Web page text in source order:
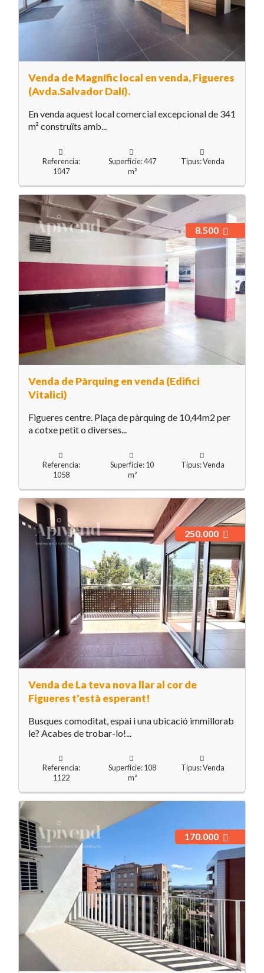
Venda de Magnífic local en venda, Figueres
(Avda.Salvador Dalí).
En venda aquest local comercial excepcional de 341
m² construïts amb...
Referencia:
1047
Superfície: 447
m²
Tipus: Venda
Venda de Pàrquing en venda (Edifici
Vitalici)
8.500
Figueres centre. Plaça de pàrquing de 10,44m2 per
a cotxe petit o diverses...
Referencia:
1058
Superfície: 10
m²
Tipus: Venda
Venda de La teva nova llar al cor de
Figueres t'està esperant!
250.000
Busques comoditat, espai i una ubicació immillorab
le? Acabes de trobar-lo!...
Referencia:
1122
Superfície: 108
m²
Tipus: Venda
170.000